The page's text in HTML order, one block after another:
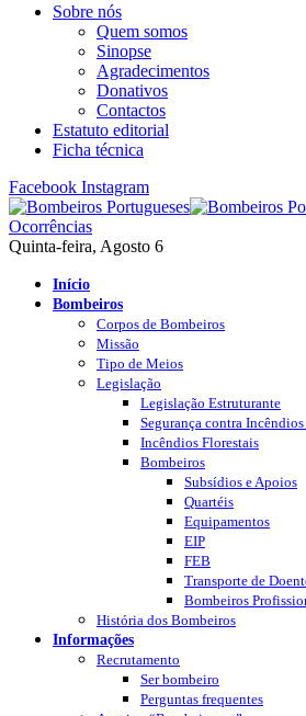
Sobre nós
Quem somos
Sinopse
Agradecimentos
Donativos
Contactos
Estatuto editorial
Ficha técnica
Facebook Instagram
Ocorrências
Quinta-feira, Agosto 6
Início
Bombeiros
Corpos de Bombeiros
Missão
Tipo de Meios
Legislação
Legislação Estruturante
Segurança contra
Incêndios Florestais
Bombeiros
Subsídios e Apoios
Quartéis
Equipamentos
EIP
FEB
Transporte de
Bombeiros
História dos Bombeiros
Informações
Recrutamento
Ser bombeiro
Perguntas frequentes